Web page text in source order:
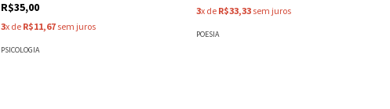
R$35,00
3x de R$11,67 sem juros
PSICOLOGIA
3x de R$33,33sem juros
POESIA